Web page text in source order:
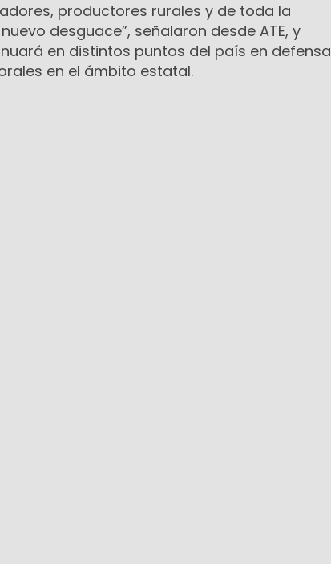
productores rurales y de toda la
desguace”, señalaron desde ATE, y
en distintos puntos del país en defensa
en el ámbito estatal.